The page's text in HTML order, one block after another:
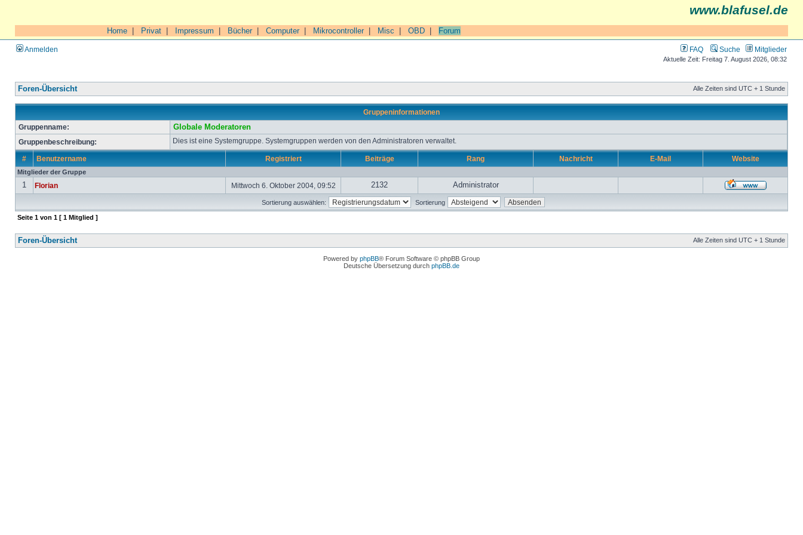
www.blafusel.de
Home Privat Impressum Bücher| Computer| Mikrocontroller| Misc OBD Forum
Anmelden FAQ Suche Mitglieder
Aktuelle Zeit: Freitag 7. August 2026, 08:32
Foren-Übersicht Alle Zeiten sind UTC + 1 Stunde
Gruppeninformationen
Gruppenname:
Globale Moderatoren
Gruppenbeschreibung: Dies ist eine Systemgruppe. Systemgruppen werden von den Administratoren verwaltet.
# Benutzername Registriert Beiträge Rang Nachricht E-Mail Website
Mitglieder der Gruppe
1 Florian Mittwoch 6. Oktober 2004, 09:52 2132 Administrator
Sortierung auswählen: Sortierung
Seite 1 von 1 [ 1 Mitglied ]
Foren-Übersicht Alle Zeiten sind UTC + 1 Stunde
Powered by phpBB® Forum Software © phpBB Group
Deutsche Übersetzung durch phpBB.de